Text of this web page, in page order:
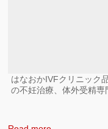
はなおかIVFクリニック
の不妊治療、体外受精専